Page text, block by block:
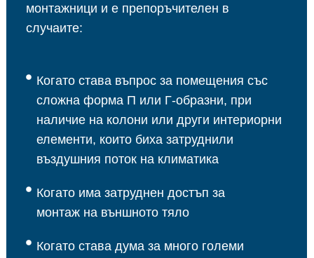
монтажници и е препоръчителен в
случаите:
Когато става въпрос за помещения със
сложна форма П или Г-образни, при
наличие на колони или други интериорни
елементи, които биха затруднили
въздушния поток на климатика
Когато има затруднен достъп за
монтаж на външното тяло
Когато става дума за много големи